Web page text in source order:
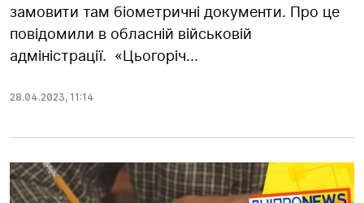
замовити там біометричні документи. Про це
повідомили в обласній військовій
адміністрації. «Цьогоріч...
28.04.2023, 11:14